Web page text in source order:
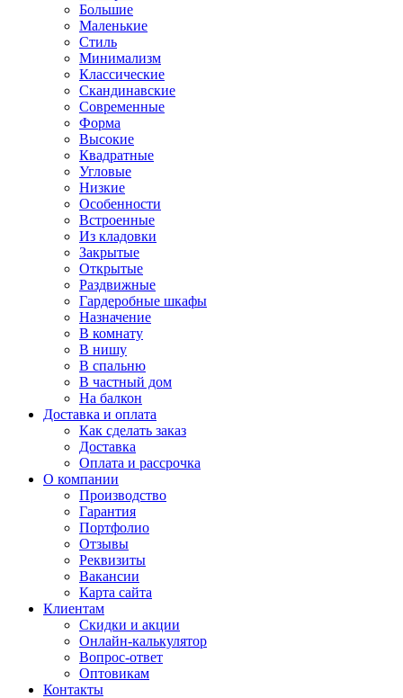
Большие
Маленькие
Стиль
Минимализм
Классические
Скандинавские
Современные
Форма
Высокие
Квадратные
Угловые
Низкие
Особенности
Встроенные
Из кладовки
Закрытые
Открытые
Раздвижные
Гардеробные шкафы
Назначение
В комнату
В нишу
В спальню
В частный дом
На балкон
Доставка и оплата
Как сделать заказ
Доставка
Оплата и рассрочка
О компании
Производство
Гарантия
Портфолио
Отзывы
Реквизиты
Вакансии
Карта сайта
Клиентам
Скидки и акции
Онлайн-калькулятор
Вопрос-ответ
Оптовикам
Контакты